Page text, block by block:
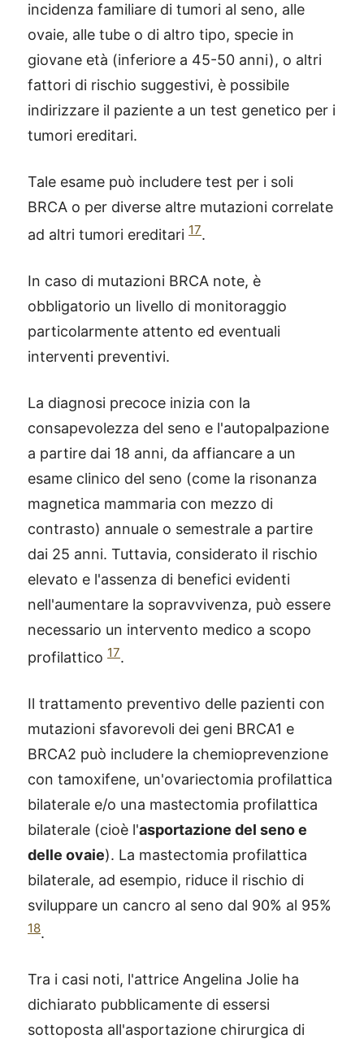
incidenza familiare di tumori al seno, alle
ovaie, alle tube o di altro tipo, specie in
giovane età (inferiore a 45-50 anni), o altri
fattori di rischio suggestivi, è possibile
indirizzare il paziente a un test genetico per i
tumori ereditari.
Tale esame può includere test per i soli
BRCA o per diverse altre mutazioni correlate
ad altri tumori ereditari 17.
In caso di mutazioni BRCA note, è
obbligatorio un livello di monitoraggio
particolarmente attento ed eventuali
interventi preventivi.
La diagnosi precoce inizia con la
consapevolezza del seno e l'autopalpazione
a partire dai 18 anni, da affiancare a un
esame clinico del seno (come la risonanza
magnetica mammaria con mezzo di
contrasto) annuale o semestrale a partire
dai 25 anni. Tuttavia, considerato il rischio
elevato e l'assenza di benefici evidenti
nell'aumentare la sopravvivenza, può essere
necessario un intervento medico a scopo
profilattico 17.
Il trattamento preventivo delle pazienti con
mutazioni sfavorevoli dei geni BRCA1 e
BRCA2 può includere la chemioprevenzione
con tamoxifene, un'ovariectomia profilattica
bilaterale e/o una mastectomia profilattica
bilaterale (cioè l'asportazione del seno e
delle ovaie). La mastectomia profilattica
bilaterale, ad esempio, riduce il rischio di
sviluppare un cancro al seno dal 90% al 95%
18.
Tra i casi noti, l'attrice Angelina Jolie ha
dichiarato pubblicamente di essersi
sottoposta all'asportazione chirurgica di